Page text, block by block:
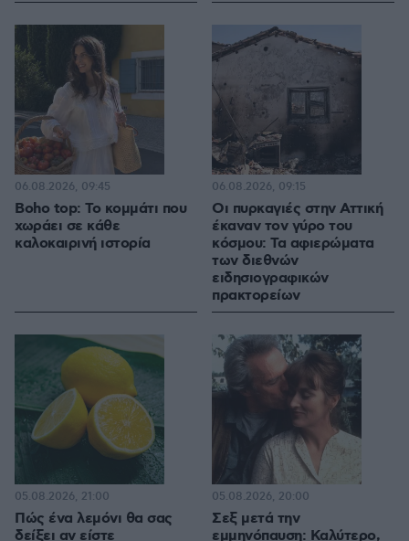
Boho top: Το κομμάτι που
χωράει σε κάθε
καλοκαιρινή ιστορία
06.08.2026, 09:45
Οι πυρκαγιές στην Αττική
έκαναν τον γύρο του
κόσμου: Τα αφιερώματα
των διεθνών
ειδησιογραφικών
πρακτορείων
06.08.2026, 09:15
Πώς ένα λεμόνι θα σας
δείξει αν είστε
05.08.2026, 21:00
Σεξ μετά την
εμμηνόπαυση: Καλύτερο,
05.08.2026, 20:00